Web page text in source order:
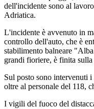
dell'incidente sono al
Adriatica.
L'incidente è avvenuto in
controllo dell'auto, che è
stabilimento balneare
grandi fioriere, è finita
Sul posto sono intervenuti
oltre al personale del 118,
I vigili del fuoco del